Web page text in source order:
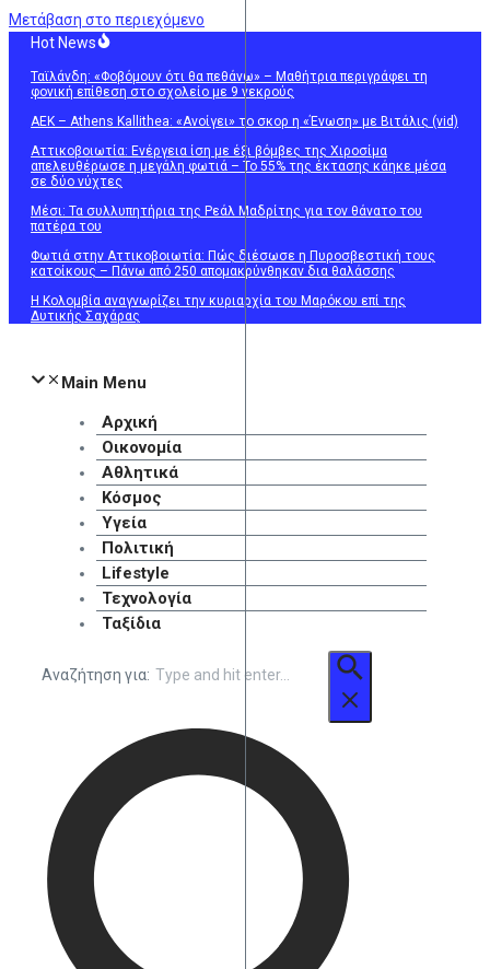
Μετάβαση στο περιεχόμενο
Hot News
Ταϊλάνδη: «Φοβόμουν ότι θα πεθάνω» – Μαθήτρια περιγράφει τη
φονική επίθεση στο σχολείο με 9 νεκρούς
ΑΕΚ – Athens Kallithea: «Ανοίγει» το σκορ η «Ένωση» με Βιτάλις (vid)
Αττικοβοιωτία: Ενέργεια ίση με έξι βόμβες της Χιροσίμα
απελευθέρωσε η μεγάλη φωτιά – Το 55% της έκτασης κάηκε μέσα
σε δύο νύχτες
Μέσι: Τα συλλυπητήρια της Ρεάλ Μαδρίτης για τον θάνατο του
πατέρα του
Φωτιά στην Αττικοβοιωτία: Πώς διέσωσε η Πυροσβεστική τους
κατοίκους – Πάνω από 250 απομακρύνθηκαν δια θαλάσσης
Η Κολομβία αναγνωρίζει την κυριαρχία του Μαρόκου επί της
Δυτικής Σαχάρας
Main Menu
Αρχική
Οικονομία
Αθλητικά
Κόσμος
Υγεία
Πολιτική
Lifestyle
Τεχνολογία
Ταξίδια
Αναζήτηση για: